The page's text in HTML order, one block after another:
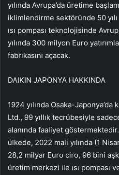
yılında Avrupa’da üretime
iklimlendirme sektöründe 50
ısı pompası teknolojisinde
yılında 300 milyon Euro
fabrikasını açacak.
DAIKIN JAPONYA HAKKINDA
1924 yılında Osaka-
Ltd., 99 yıllık tecrübesiyle
alanında faaliyet
ülkede, 2022 mali yılında (1
28,2 milyar Euro ciro, 96 bini
üretim merkezi ile ısı pompası